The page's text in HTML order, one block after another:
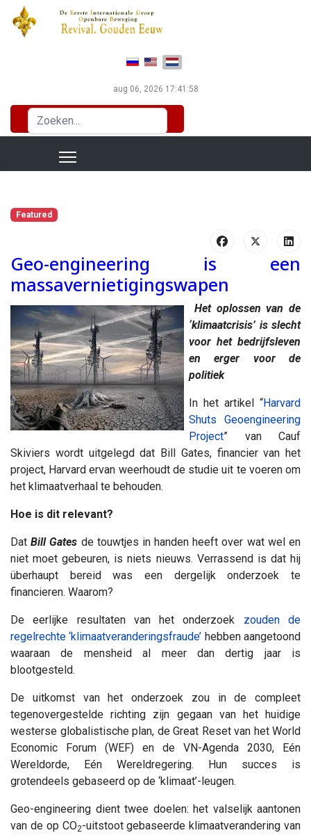
Selecteer de taal
aug 06, 2026 17:41:59
Zoeken...
Featured
Geo-engineering is een
massavernietigingswapen
Het oplossen van de
‘klimaatcrisis’ is slecht
voor het bedrijfsleven
en erger voor de
politiek
In het artikel “Harvard
Shuts Geoengineering
Project” van Cauf
Skiviers wordt uitgelegd dat Bill Gates, financier van het
project, Harvard ervan weerhoudt de studie uit te voeren om
het klimaatverhaal te behouden.
Hoe is dit relevant?
DatBill Gates de touwtjes in handen heeft over wat wel en
niet moet gebeuren, is niets nieuws. Verrassend is dat hij
überhaupt bereid was een dergelijk onderzoek te
financieren. Waarom?
De eerlijke resultaten van het onderzoek zouden de
regelrechte ‘klimaatveranderingsfraude’ hebben aangetoond
waaraan de mensheid al meer dan dertig jaar is
blootgesteld.
De uitkomst van het onderzoek zou in de compleet
tegenovergestelde richting zijn gegaan van het huidige
westerse globalistische plan, de Great Reset van het World
Economic Forum (WEF) en de VN-Agenda 2030, Eén
Wereldorde, Eén Wereldregering. Hun succes is
grotendeels gebaseerd op de ‘klimaat’-leugen.
Geo-engineering dient twee doelen: het valselijk aantonen
van de op CO2-uitstoot gebaseerde klimaatverandering van